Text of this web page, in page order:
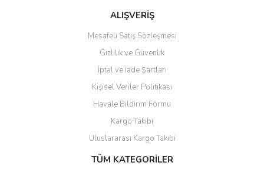
ALIŞVERİŞ
Mesafeli Satış Sözleşmesi
Gizlilik ve Güvenlik
İptal ve İade Şartları
Kişisel Veriler Politikası
Havale Bildirim Formu
Kargo Takibi
Uluslararası Kargo Takibi
TÜM KATEGORİLER